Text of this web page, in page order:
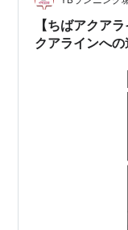
【ちばアクア
クアラインへ